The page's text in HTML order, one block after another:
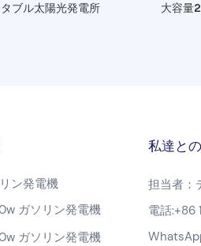
ブル太陽光発電所 大容量
ン発電機
ガソリン発電機
ガソリン発電機
私達と
担当者：
電話:+86